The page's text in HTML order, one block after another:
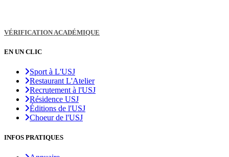
VÉRIFICATION ACADÉMIQUE
EN UN CLIC
Sport à L'USJ
Restaurant L'Atelier
Recrutement à l'USJ
Résidence USJ
Éditions de l'USJ
Choeur de l'USJ
INFOS PRATIQUES